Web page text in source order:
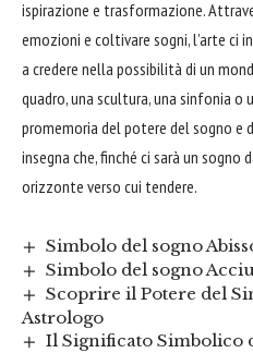
ispirazione e trasformazione.
emozioni e coltivare sogni, l’arte ci
a credere nella possibilità di un
quadro, una scultura, una sinfonia o
promemoria del potere del sogno e
insegna che, finché ci sarà un sogno
orizzonte verso cui tendere.
Simbolo del sogno
Simbolo del sogno
Scoprire il Potere del
Astrologo
Il Significato Simbolico